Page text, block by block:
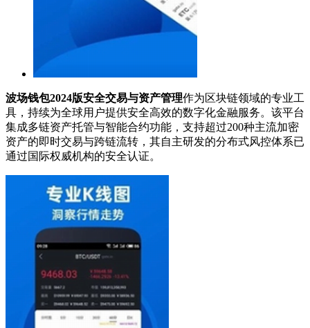
波场钱包2024版安全交易与资产管理作为区块链领域的专业工
具，持续为全球用户提供安全高效的数字化金融服务。该平台
集成多链资产托管与智能合约功能，支持超过200种主流加密
资产的即时交易与跨链流转，其自主研发的分布式风控体系已
通过国际权威机构的安全认证。